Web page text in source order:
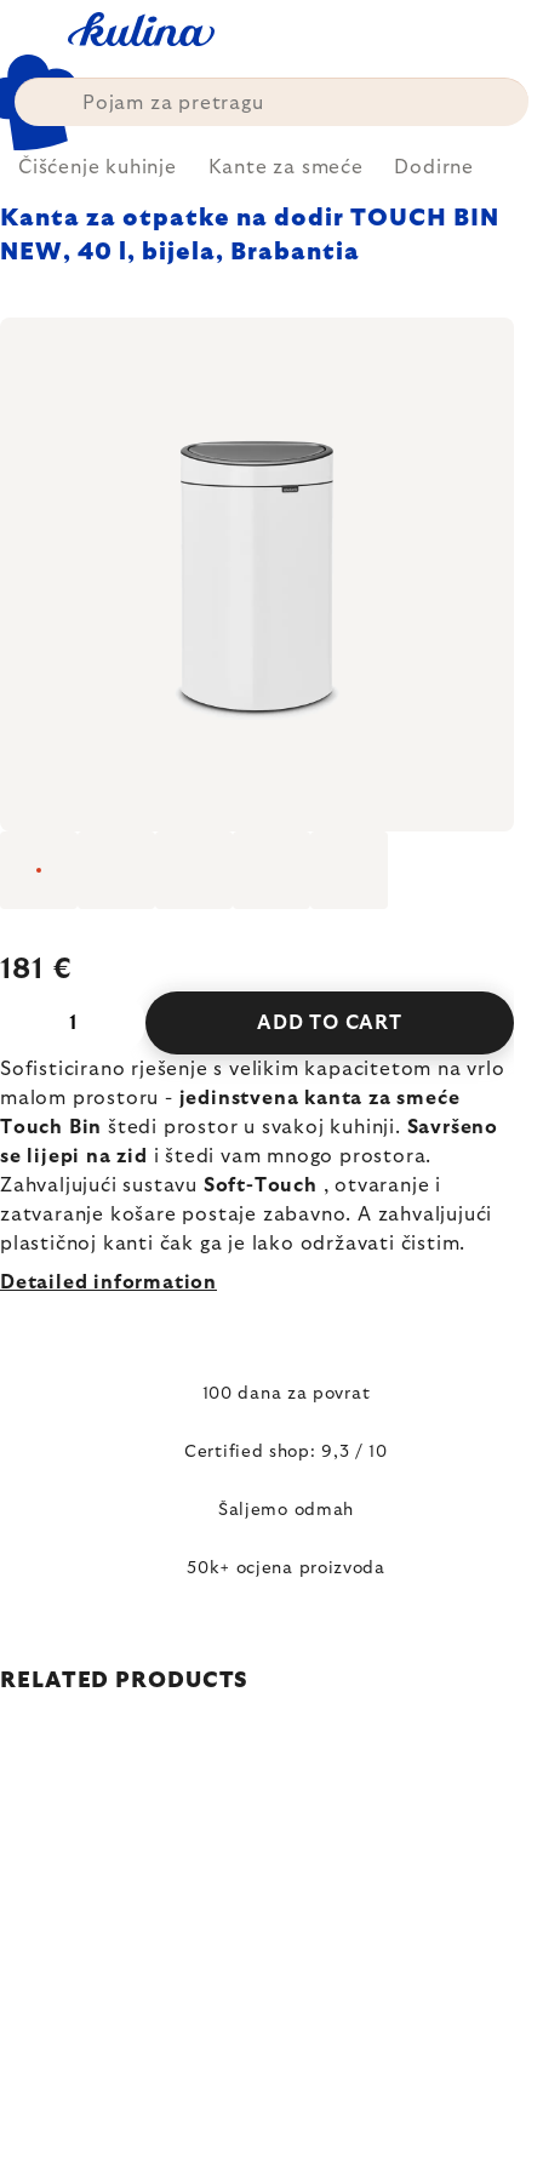
content
Čišćenje kuhinje Kante za smeće Dodirne
Kanta za otpatke na dodir TOUCH BIN
NEW, 40 l, bijela, Brabantia
181 €
ADD TO CART
Sofisticirano rješenje s velikim kapacitetom na vrlo
malom prostoru - jedinstvena kanta za smeće
Touch Bin štedi prostor u svakoj kuhinji. Savršeno
se lijepi na zid
i štedi vam mnogo prostora.
Zahvaljujući sustavu Soft-Touch , otvaranje i
zatvaranje košare postaje zabavno. A zahvaljujući
plastičnoj kanti čak ga je lako održavati čistim.
Detailed information
100 dana za povrat
Certified shop: 9,3 / 10
Šaljemo odmah
50k+ ocjena proizvoda
RELATED PRODUCTS